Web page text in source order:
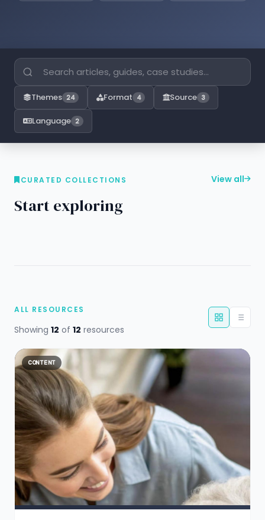
Themes 24 Format 4 Source 3
Language 2
CURATED COLLECTIONS
Start exploring
View all
ALL RESOURCES
Showing 12 of 12 resources
CONTENT